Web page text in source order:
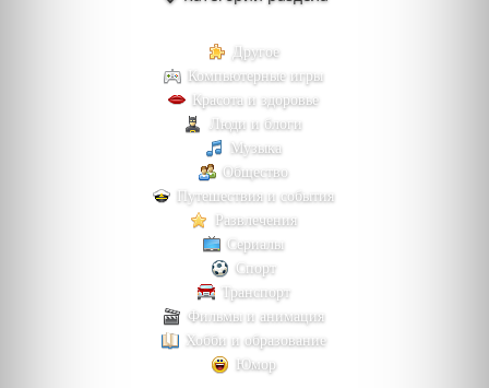
Другое
Компьютерные игры
Красота и здоровье
Люди и блоги
Музыка
Общество
Путешествия и события
Развлечения
Сериалы
Спорт
Транспорт
Фильмы и анимация
Хобби и образование
Юмор